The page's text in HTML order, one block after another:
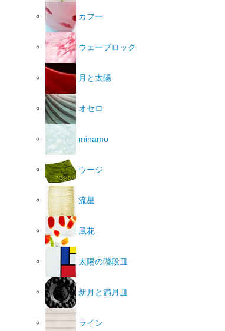
カフー
ウェーブロック
月と太陽
オセロ
minamo
ウージ
流星
風花
太陽の階段皿
新月と満月皿
ライン